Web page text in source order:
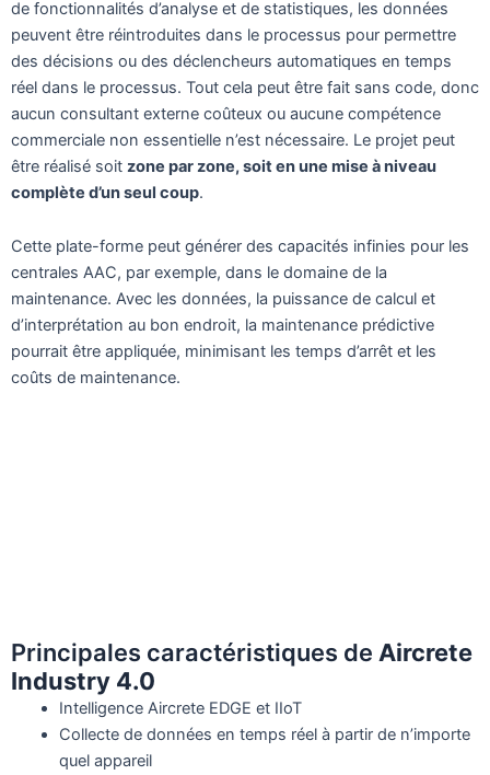
de fonctionnalités d’analyse et de statistiques, les données
peuvent être réintroduites dans le processus pour permettre
des décisions ou des déclencheurs automatiques en temps
réel dans le processus. Tout cela peut être fait sans code, donc
aucun consultant externe coûteux ou aucune compétence
commerciale non essentielle n’est nécessaire. Le projet peut
être réalisé soit zone par zone, soit en une mise à niveau
complète d’un seul coup.
Cette plate-forme peut générer des capacités infinies pour les
centrales AAC, par exemple, dans le domaine de la
maintenance. Avec les données, la puissance de calcul et
d’interprétation au bon endroit, la maintenance prédictive
pourrait être appliquée, minimisant les temps d’arrêt et les
coûts de maintenance.
Principales caractéristiques de Aircrete
Industry 4.0
Intelligence Aircrete EDGE et IIoT
Collecte de données en temps réel à partir de n’importe
quel appareil